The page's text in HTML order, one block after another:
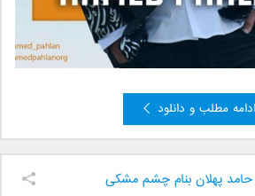
ادامه مطلب و دانلود
حامد پهلان بنام چشم مشکی